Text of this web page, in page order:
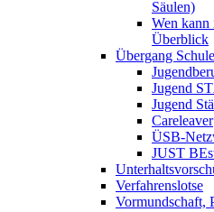
Säulen)
Wen kann
Überblick
Übergang
Jugend
Jugend
Careleaver
ÜSB-
JUST
Verfahrenslotse
Vormundschaft,